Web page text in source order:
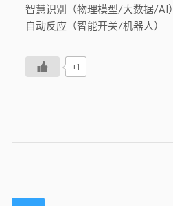
智慧识别（物理模型/大数据/AI）
自动反应（智能开关/机器人）
+1